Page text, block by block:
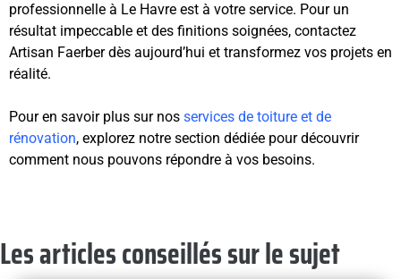
professionnelle à Le Havre est à votre service. Pour un
résultat impeccable et des finitions soignées, contactez
Artisan Faerber dès aujourd’hui et transformez vos projets en
réalité.
Pour en savoir plus sur nos services de toiture et de
rénovation, explorez notre section dédiée pour découvrir
comment nous pouvons répondre à vos besoins.
Les articles conseillés sur le sujet